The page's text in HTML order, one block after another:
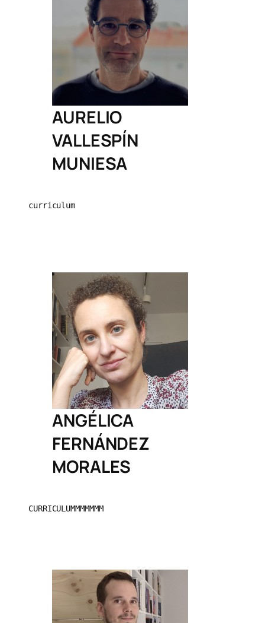
AURELIO
VALLESPÍN
MUNIESA
curriculum
ANGÉLICA
FERNÁNDEZ
MORALES
CURRICULUMMMMMMM